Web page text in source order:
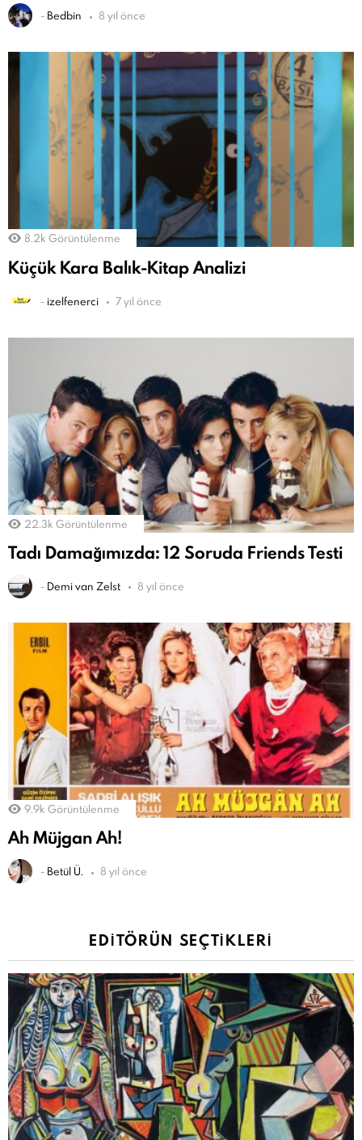
- Bedbin 8 yıl önce
8.2k Görüntülenme
Küçük Kara Balık-Kitap Analizi
- izelfenerci 7 yıl önce
22.3k Görüntülenme
Tadı Damağımızda: 12 Soruda Friends Testi
- Demi van Zelst 8 yıl önce
9.9k Görüntülenme
Ah Müjgan Ah!
- Betül Ü. 8 yıl önce
EDITÖRÜN SEÇTIKLERI